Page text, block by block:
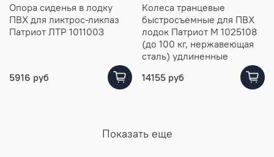
Опора сиденья в лодку
ПВХ для ликтрос-ликпаз
Патриот ЛТР 1011003
5916 руб
Колеса транцевые
быстросъемные для ПВХ
лодок Патриот М 1025108
(до 100 кг, нержавеющая
сталь) удлиненные
14155 руб
Показать еще